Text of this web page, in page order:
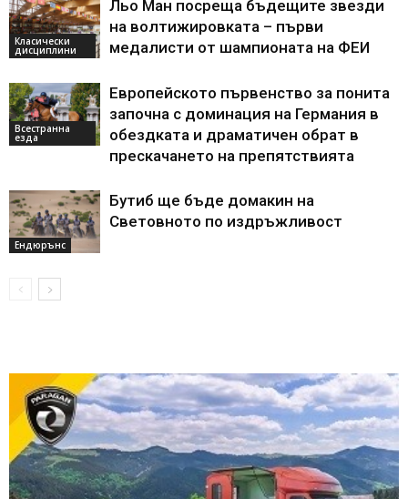
Класически
дисциплини
Льо Ман посреща бъдещите звезди
на волтижировката – първи
медалисти от шампионата на ФЕИ
Всестранна
езда
Европейското първенство за понита
започна с доминация на Германия в
обездката и драматичен обрат в
прескачането на препятствията
Ендюрънс
Бутиб ще бъде домакин на
Световното по издръжливост